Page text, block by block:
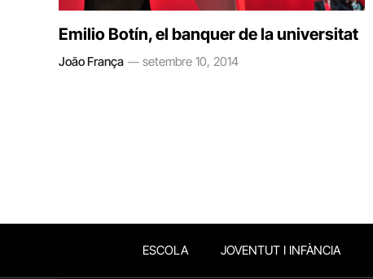
Emilio Botín, el banquer de la universitat
João França setembre 10, 2014
ESCOLA JOVENTUT I INFÀNCIA